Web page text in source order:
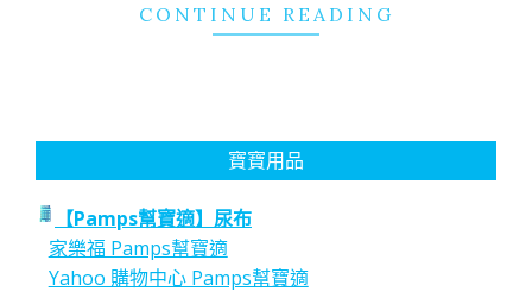
CONTINUE READING
寶寶用品
【Pamps幫寶適】尿布
家樂福 Pamps幫寶適
Yahoo 購物中心 Pamps幫寶適